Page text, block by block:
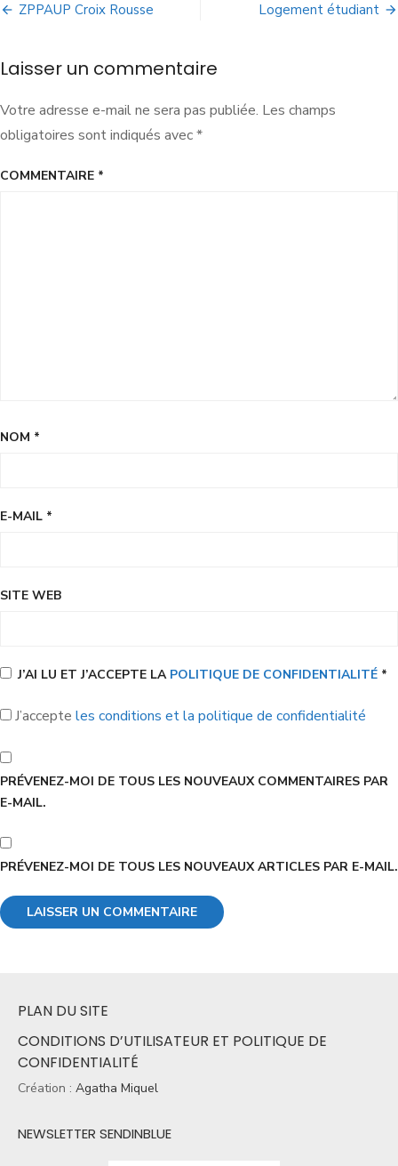
ZPPAUP Croix Rousse Logement étudiant
Laisser un commentaire
Votre adresse e-mail ne sera pas publiée. Les champs
obligatoires sont indiqués avec*
COMMENTAIRE *
NOM *
E-MAIL *
SITE WEB
J’AI LU ET J’ACCEPTE LA POLITIQUE DE CONFIDENTIALITÉ *
J’accepte les conditions et la politique de confidentialité
PRÉVENEZ-MOI DE TOUS LES NOUVEAUX COMMENTAIRES PAR
E-MAIL.
PRÉVENEZ-MOI DE TOUS LES NOUVEAUX ARTICLES PAR E-MAIL.
PLAN DU SITE
CONDITIONS D’UTILISATEUR ET POLITIQUE DE
CONFIDENTIALITÉ
Création : Agatha Miquel
NEWSLETTER SENDINBLUE